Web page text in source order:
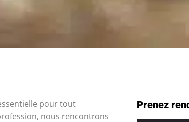
pour tout
nous rencontrons
Prenez